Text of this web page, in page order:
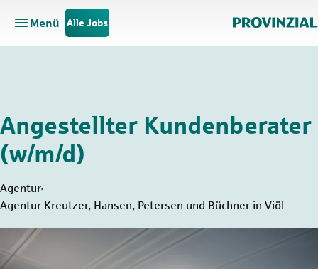
Zum Hauptinhalt springen
Zur Navigation springen
Menü
Hauptnavigation öffnen
Alle Jobs
Angestellter Kundenberater
(w/m/d)
Agentur
Agentur Kreutzer, Hansen, Petersen und Büchner in Viöl